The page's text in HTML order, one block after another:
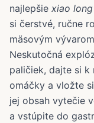
najlepšie xiao
si čerstvé, ručne
mäsovým
Neskutočná
paličiek, dajte si
omáčky a vložte
jej obsah vytečie
a vstúpite do